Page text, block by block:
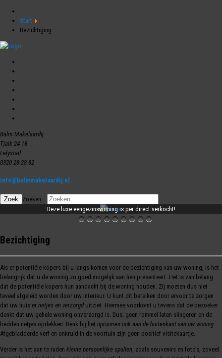
Start
Bezichtiging
Balm Makelaardij
Tjalk 24-18
Lelystad
0320 28 28 82
info@balmmakelaardij.nl
Zoek Zoeken...
Nederland, Flevoland, Lelystad,
Deze luxe eengezinswoning is per direct verkocht!
Bezichtiging
Als er potentiële kopers bij u langs komen voor de bezichtiging van uw woning, is het
belangrijk dat u de woning zo goed mogelijk aan hen presenteert. Het is van belang
dat de potentiële kopers hun aandacht bij de woning houden. Zij moeten dus niet
teveel afgeleid worden door uw interieur. U kunt dit bereiken door ervoor te zorgen
dat uw huis er netjes en verzorgd uitziet. Hiermee voorkomt u tevens dat de bezoeker
denkt dat uw gehele woning onverzorgd is. Dus; geen rommel laten slingeren en de
bedden netjes opdekken. Denk bij het opruimen ook aan de buitenkant van uw woning
Afgebladderde verf en onkruid in de voortuin zijn geen positief visitekaartje.
Verder is het aan te raden kleine persoonlijke spullen , zoals souvenirs en foto’s, zoveel